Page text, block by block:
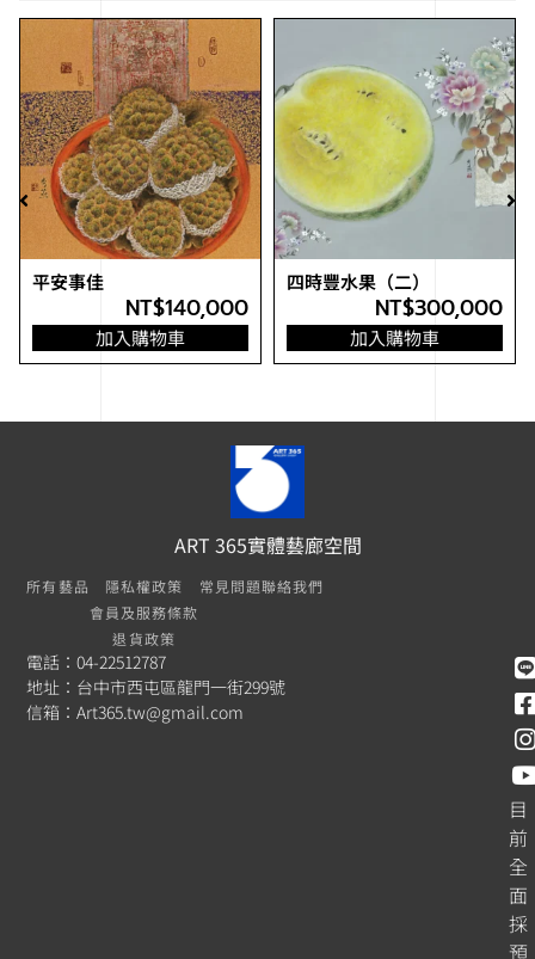
平安事佳
NT$140,000
加入購物車
四時豐水果（二）
NT$300,000
加入購物車
ART 365實體藝廊空間
所有藝品
隱私權政策
會員及服務條款
退貨政策
常見問題聯絡我們
電話：04-22512787
地址：台中市西屯區龍門一街299號
信箱：Art365.tw@gmail.com
目
前
全
面
採
預